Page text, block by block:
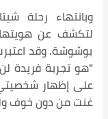
وبانتهاء رحلة
لتكشف عن هويتها
بوشوشة. وقد
"هو تجربة فريدة
على إظهار
غنت من دون خوف